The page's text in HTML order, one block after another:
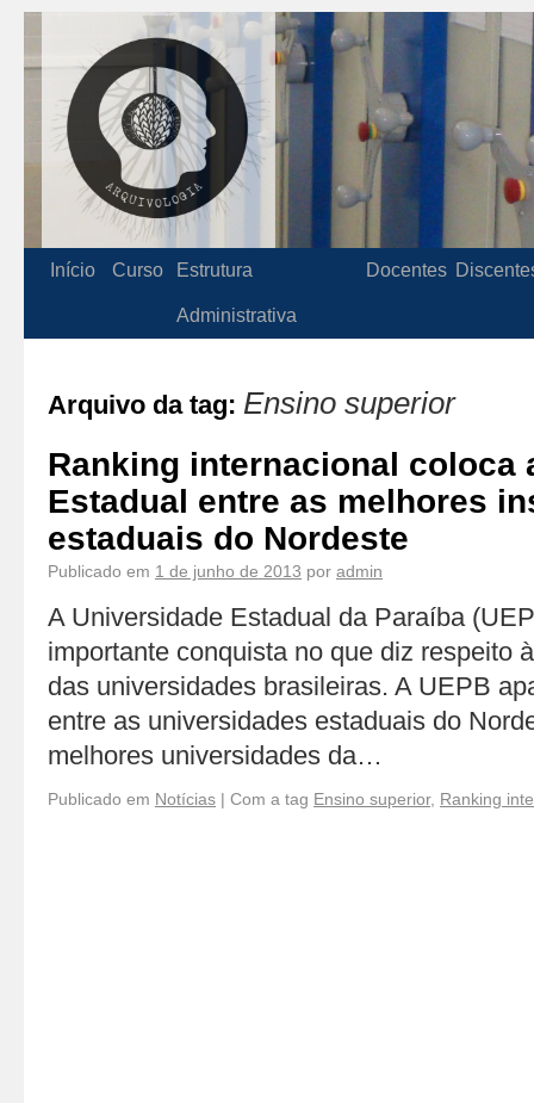
Início Curso Estrutura
Administrativa
Docentes
Arquivo da tag: Ensino superior
Ranking internacional coloca
Estadual entre as melhores
estaduais do Nordeste
Publicado em 1 de junho de 2013 por admin
A Universidade Estadual da Paraíba
importante conquista no que diz respeito
das universidades brasileiras. A UEPB
entre as universidades estaduais do
melhores universidades da…
Publicado em Notícias | Com a tag Ensino superior, Ranking